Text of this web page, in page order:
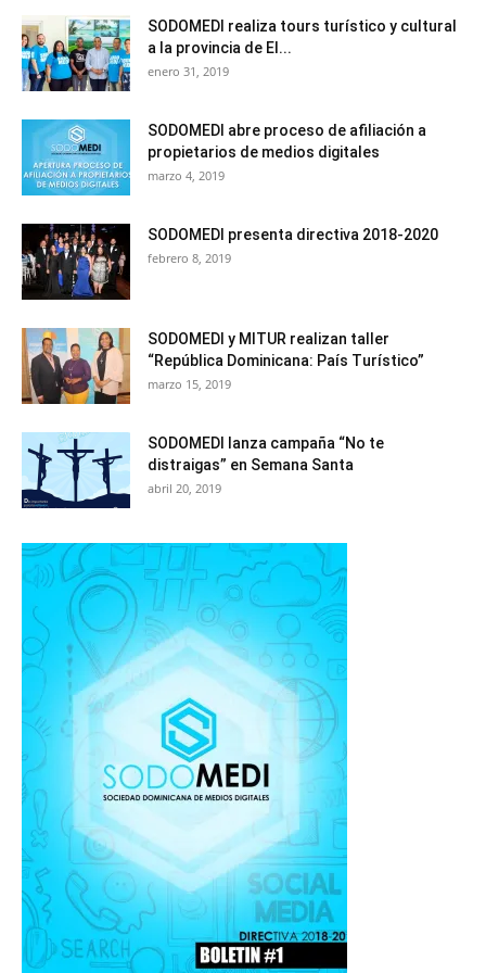
SODOMEDI realiza tours turístico y cultural
a la provincia de El...
enero 31, 2019
SODOMEDI abre proceso de afiliación a
propietarios de medios digitales
marzo 4, 2019
SODOMEDI presenta directiva 2018-2020
febrero 8, 2019
SODOMEDI y MITUR realizan taller
“República Dominicana: País Turístico”
marzo 15, 2019
SODOMEDI lanza campaña “No te
distraigas” en Semana Santa
abril 20, 2019